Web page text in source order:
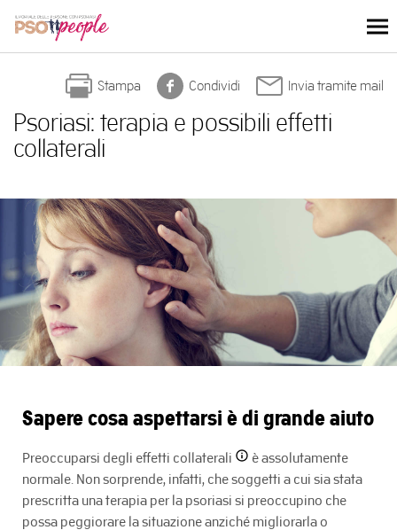
content
Stampa Condividi Invia tramite mail
Psoriasi: terapia e possibili effetti
collaterali
Sapere cosa aspettarsi è di grande aiuto
Preoccuparsi degli effetti collaterali
è assolutamente
normale. Non sorprende, infatti, che soggetti a cui sia stata
prescritta una terapia per la psoriasi si preoccupino che
possa peggiorare la situazione anziché migliorarla o